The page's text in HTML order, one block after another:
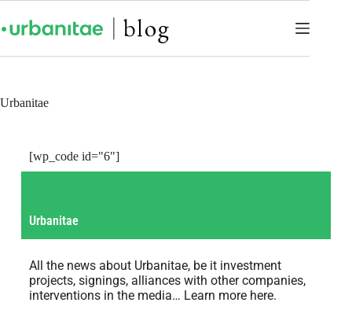
Urbanitae
[wp_code id="6"]
Urbanitae
All the news about Urbanitae, be it investment
projects, signings, alliances with other companies,
interventions in the media… Learn more here.